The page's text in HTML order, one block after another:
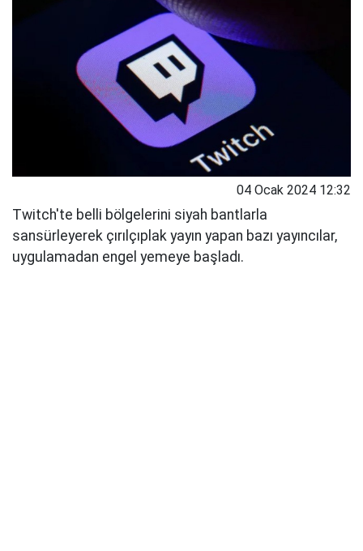
04 Ocak 2024 12:32
Twitch'te belli bölgelerini siyah bantlarla
sansürleyerek çırılçıplak yayın yapan bazı yayıncılar,
uygulamadan engel yemeye başladı.